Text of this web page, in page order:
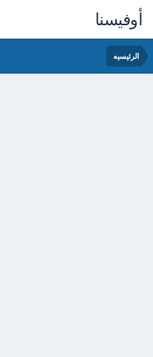
أوفيسنا
الرئيسيه